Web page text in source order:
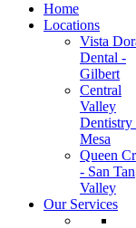
Home
Locations
Vista
Dental -
Gilbert
Central
Valley
Dentistry
Mesa
Queen
- San Tan
Valley
Our Services